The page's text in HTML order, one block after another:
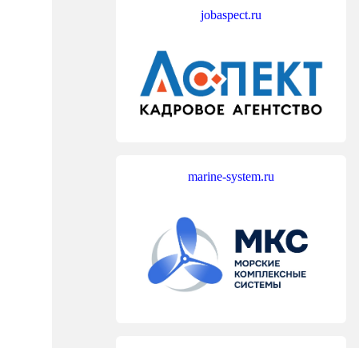
jobaspect.ru
marine-system.ru